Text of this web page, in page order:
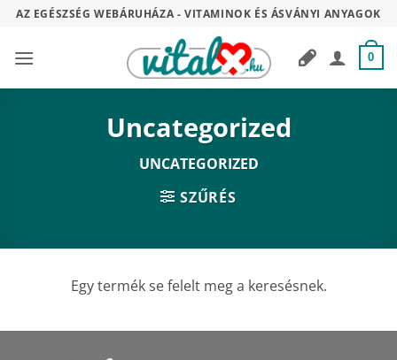
Skip
content
AZ EGÉSZSÉG WEBÁRUHÁZA - VITAMINOK ÉS ÁSVÁNYI ANYAGOK
0
Uncategorized
UNCATEGORIZED
SZŰRÉS
Egy termék se felelt meg a keresésnek.